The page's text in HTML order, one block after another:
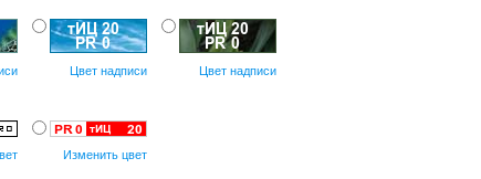
Цвет надписи Цвет надписи
Изменить цвет